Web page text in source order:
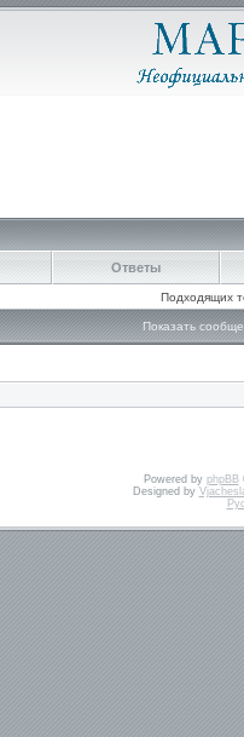
Ответы
Подходящих
Показать
Powered by phpBB
Designed by